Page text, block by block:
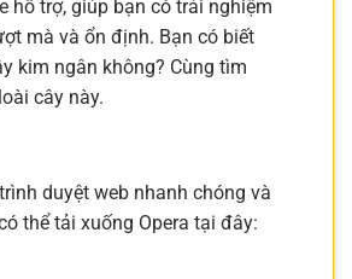
hỗ trợ, giúp bạn có trải nghiệm
mà và ổn định. Bạn có biết
kim ngân không? Cùng tìm
cây này.
duyệt web nhanh chóng và
thể tải xuống Opera tại đây: